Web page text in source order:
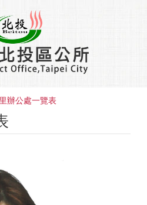
里辦公處一覽表